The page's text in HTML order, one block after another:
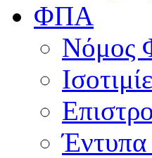
ΦΠΑ
Νόμος